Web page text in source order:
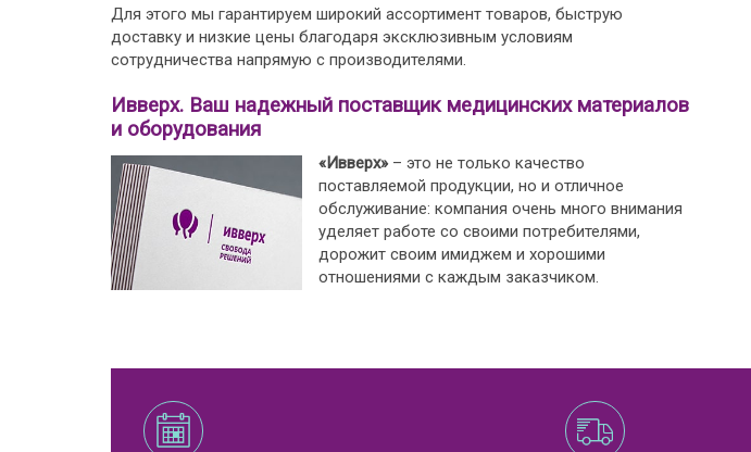
Для этого мы гарантируем широкий ассортимент товаров, быструю
доставку и низкие цены благодаря эксклюзивным условиям
сотрудничества напрямую с производителями.
Ивверх. Ваш надежный поставщик медицинских материалов
и оборудования
«Ивверх»– это не только качество
поставляемой продукции, но и отличное
обслуживание: компания очень много внимания
уделяет работе со своими потребителями,
дорожит своим имиджем и хорошими
отношениями с каждым заказчиком.